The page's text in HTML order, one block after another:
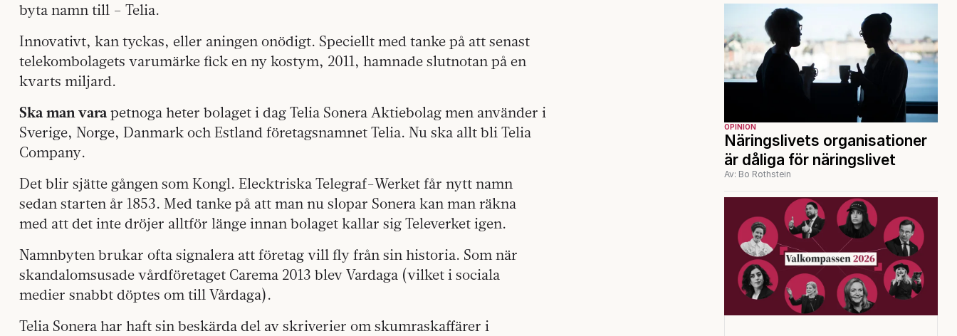
byta namn till – Telia.
Innovativt, kan tyckas, eller aningen onödigt. Speciellt med tanke på att senast
telekombolagets varumärke fick en ny kostym, 2011, hamnade slutnotan på en
kvarts miljard.
Ska man vara petnoga heter bolaget i dag Telia Sonera Aktiebolag men använder i
Sverige, Norge, Danmark och Estland företagsnamnet Telia. Nu ska allt bli Telia
Company.
Det blir sjätte gången som Kongl. Elecktriska Telegraf-Werket får nytt namn
sedan starten år 1853. Med tanke på att man nu slopar Sonera kan man räkna
med att det inte dröjer alltför länge innan bolaget kallar sig Televerket igen.
Namnbyten brukar ofta signalera att företag vill fly från sin historia. Som när
skandalomsusade vårdföretaget Carema 2013 blev Vardaga (vilket i sociala
medier snabbt döptes om till Vårdaga).
Telia Sonera har haft sin beskärda del av skriverier om skumraskaffärer i
OPINION
Näringslivets organisationer
är dåliga för näringslivet
Av: Bo Rothstein